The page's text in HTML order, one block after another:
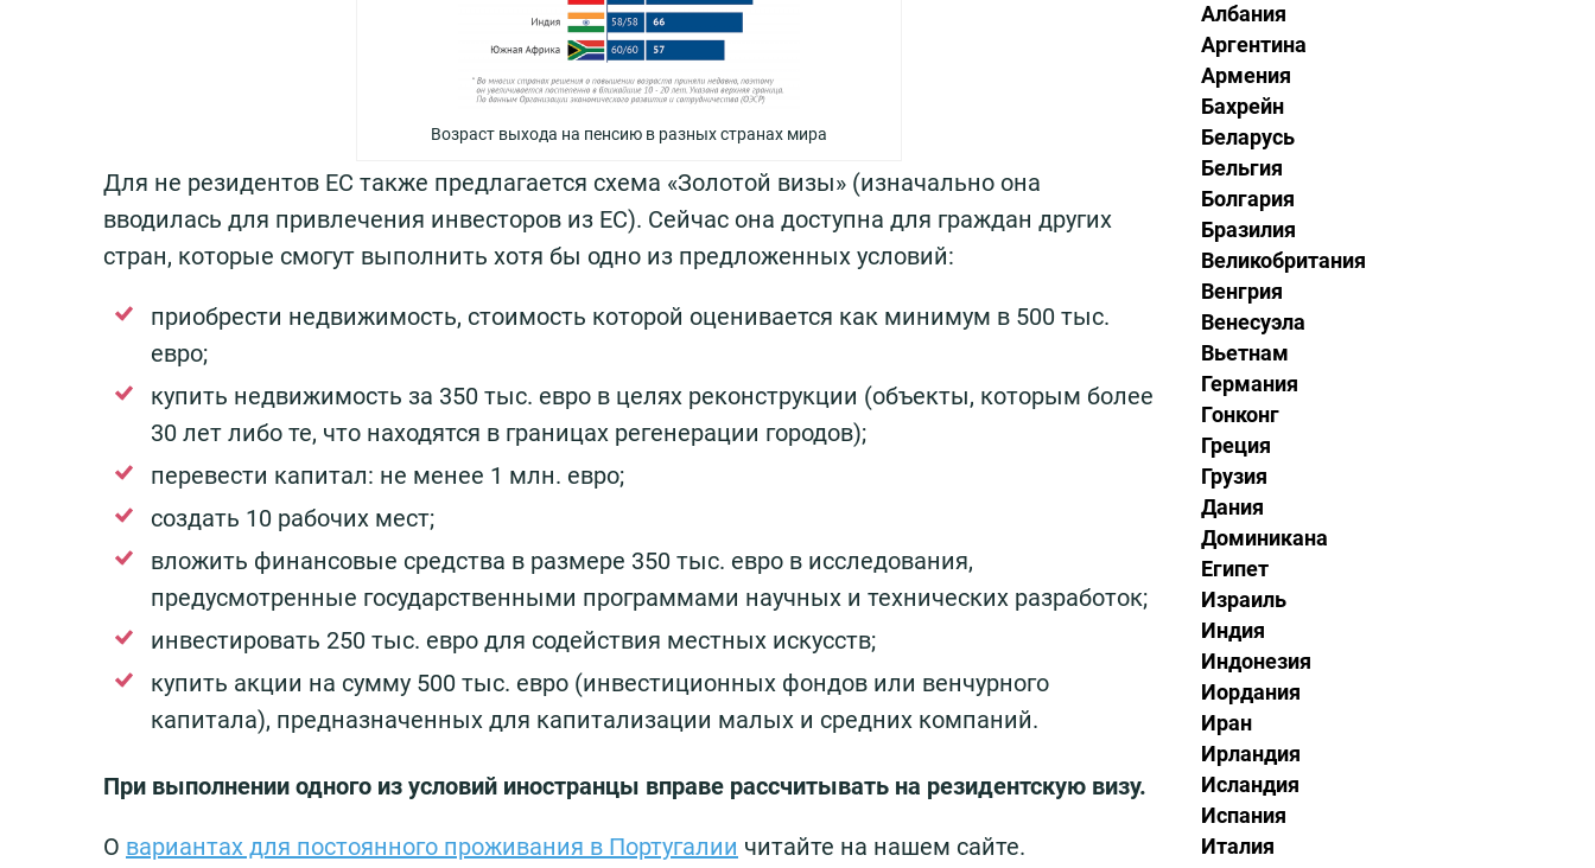
Возраст выхода на пенсию в разных странах мира
Для не резидентов ЕС также предлагается схема «Золотой визы» (изначально она
вводилась для привлечения инвесторов из ЕС). Сейчас она доступна для граждан других
стран, которые смогут выполнить хотя бы одно из предложенных условий:
приобрести недвижимость, стоимость которой оценивается как минимум в 500 тыс.
евро;
купить недвижимость за 350 тыс. евро в целях реконструкции (объекты, которым более
30 лет либо те, что находятся в границах регенерации городов);
перевести капитал: не менее 1 млн. евро;
создать 10 рабочих мест;
вложить финансовые средства в размере 350 тыс. евро в исследования,
предусмотренные государственными программами научных и технических разработок;
инвестировать 250 тыс. евро для содействия местных искусств;
купить акции на сумму 500 тыс. евро (инвестиционных фондов или венчурного
капитала), предназначенных для капитализации малых и средних компаний.
При выполнении одного из условий иностранцы вправе рассчитывать на резидентскую визу.
О вариантах для постоянного проживания в Португалии читайте на нашем сайте.
Албания
Аргентина
Армения
Бахрейн
Беларусь
Бельгия
Болгария
Бразилия
Великобритания
Венгрия
Венесуэла
Вьетнам
Германия
Гонконг
Греция
Грузия
Дания
Доминикана
Египет
Израиль
Индия
Индонезия
Иордания
Иран
Ирландия
Исландия
Испания
Италия